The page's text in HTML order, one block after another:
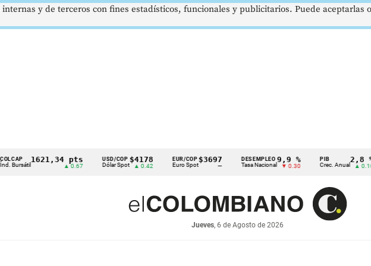
1621,34 pts USD/COP
Dólar Spot
$4178
▲ 0.42
EUR/COP
Euro Spot
$3697
—
DESEMPLEO
Tasa Nacional
9,9 %
▼ 0.30
PIB
Crec. Anual
2,8 %
▲ 0.10
Jueves, 6 de Agosto de 2026
y de terceros con fines estadísticos, funcionales y publicitarios. Puede aceptarlas